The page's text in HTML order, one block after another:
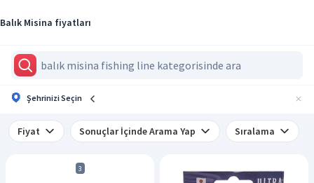
Balık Misina fiyatları
Şehrinizi Seçin
Fiyat Sonuçlar İçinde Arama Yap Sıralama
3